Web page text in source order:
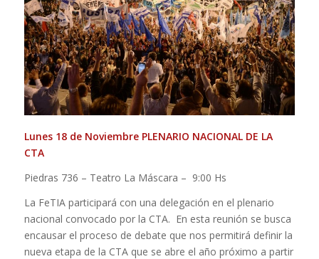
Lunes 18 de Noviembre PLENARIO NACIONAL DE LA
CTA
Piedras 736 – Teatro La Máscara – 9:00 Hs
La FeTIA participará con una delegación en el plenario
nacional convocado por la CTA. En esta reunión se busca
encausar el proceso de debate que nos permitirá definir la
nueva etapa de la CTA que se abre el año próximo a partir